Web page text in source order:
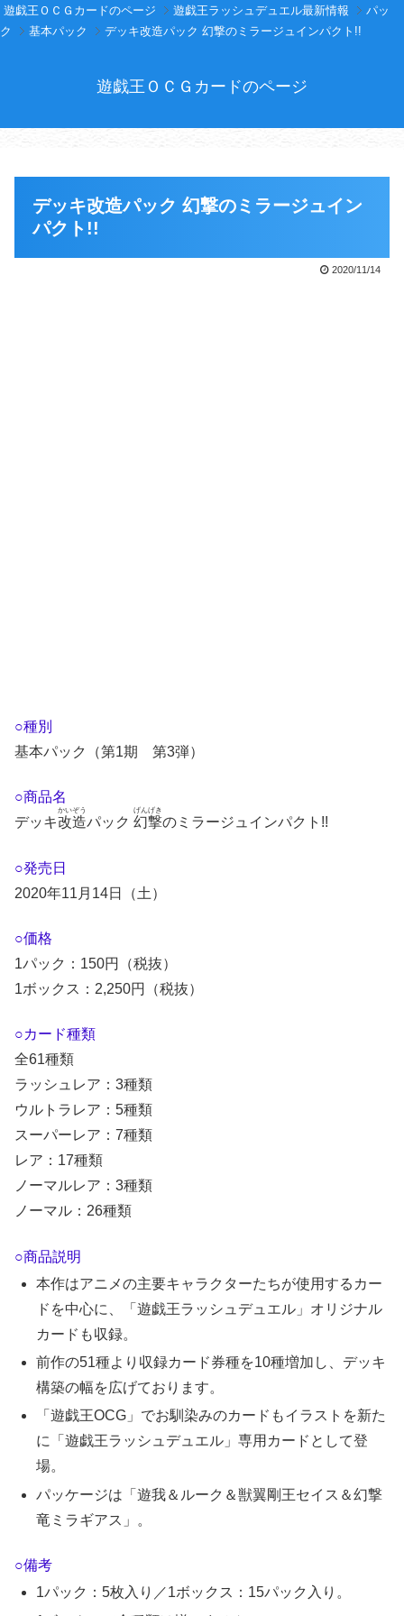
遊戯王ＯＣＧカードのページ 遊戯王ラッシュデュエル最新情報
パッ
ク
基本パック デッキ改造パック 幻撃のミラージュインパクト!!
遊戯王ＯＣＧカードのページ
デッキ改造パック 幻撃のミラージュイン
パクト!!
2020/11/14
○種別
基本パック（第1期 第3弾）
○商品名
デッキ改造
かいぞう
パック 幻撃
げんげき
のミラージュインパクト!!
○発売日
2020年11月14日（土）
○価格
1パック：150円（税抜）
1ボックス：2,250円（税抜）
○カード種類
全61種類
ラッシュレア：3種類
ウルトラレア：5種類
スーパーレア：7種類
レア：17種類
ノーマルレア：3種類
ノーマル：26種類
○商品説明
本作はアニメの主要キャラクターたちが使用するカー
ドを中心に、「遊戯王ラッシュデュエル」オリジナル
カードも収録。
前作の51種より収録カード券種を10種増加し、デッキ
構築の幅を広げております。
「遊戯王OCG」でお馴染みのカードもイラストを新た
に「遊戯王ラッシュデュエル」専用カードとして登
場。
パッケージは「遊我＆ルーク＆獣翼剛王セイス＆幻撃
竜ミラギアス」。
○備考
1パック：5枚入り／1ボックス：15パック入り。